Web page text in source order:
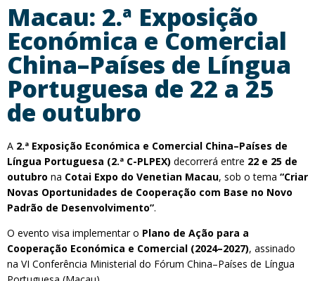
Macau: 2.ª Exposição
Económica e Comercial
China–Países de Língua
Portuguesa de 22 a 25
de outubro
A 2.ª Exposição Económica e Comercial China–Países de
Língua Portuguesa (2.ª C-PLPEX) decorrerá entre 22 e 25 de
outubro na Cotai Expo do Venetian Macau, sob o tema “Criar
Novas Oportunidades de Cooperação com Base no Novo
Padrão de Desenvolvimento”.
O evento visa implementar o Plano de Ação para a
Cooperação Económica e Comercial (2024–2027), assinado
na VI Conferência Ministerial do Fórum China–Países de Língua